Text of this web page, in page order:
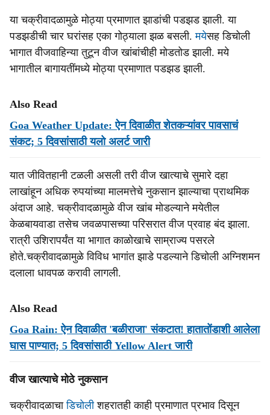
या चक्रीवादळामुळे मोठ्या प्रमाणात झाडांची पडझड झाली. या
पडझडीची चार घरांसह एका गोठ्याला झळ बसली.मयेसह डिचोली
भागात वीजवाहिन्या तुटून वीज खांबांचीही मोडतोड झाली. मये
भागातील बागायतींमध्ये मोठ्या प्रमाणात पडझड झाली.
Also Read
Goa Weather Update: ऐन दिवाळीत शेतकऱ्यांवर पावसाचं
संकट; 5 दिवसांसाठी यलो अलर्ट जारी
यात जीवितहानी टळली असली तरी वीज खात्याचे सुमारे दहा
लाखांहून अधिक रुपयांच्या मालमत्तेचे नुकसान झाल्याचा प्राथमिक
अंदाज आहे. चक्रीवादळामुळे वीज खांब मोडल्याने मयेतील
केळबायवाडा तसेच जवळपासच्या परिसरात वीज प्रवाह बंद झाला.
रात्री उशिरापर्यंत या भागात काळोखाचे साम्राज्य पसरले
होते.चक्रीवादळामुळे विविध भागांत झाडे पडल्याने डिचोली अग्निशमन
दलाला धावपळ करावी लागली.
Also Read
Goa Rain: ऐन दिवाळीत 'बळीराजा' संकटात! हातातोंडाशी आलेला
घास पाण्यात; 5 दिवसांसाठी Yellow Alert जारी
वीज खात्याचे मोठे नुकसान
चक्रीवादळाचाडिचोलीशहरातही काही प्रमाणात प्रभाव दिसून